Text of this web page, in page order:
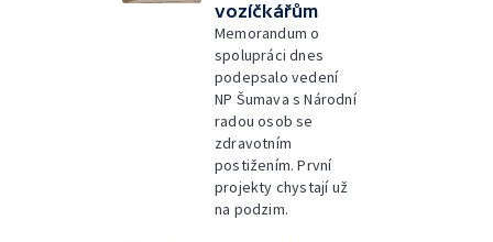
vozíčkářům
Memorandum o
spolupráci dnes
podepsalo vedení
NP Šumava s Národní
radou osob se
zdravotním
postižením. První
projekty chystají už
na podzim.